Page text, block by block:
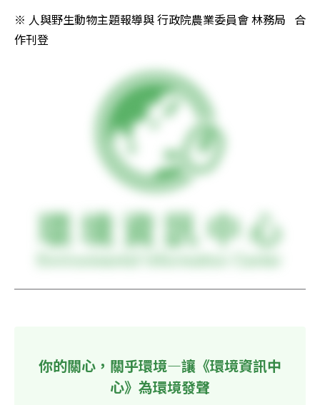
※ 人與野生動物主題報導與 行政院農業委員會 林務局   合
作刊登
你的關心，關乎環境—讓《環境資訊中
心》為環境發聲